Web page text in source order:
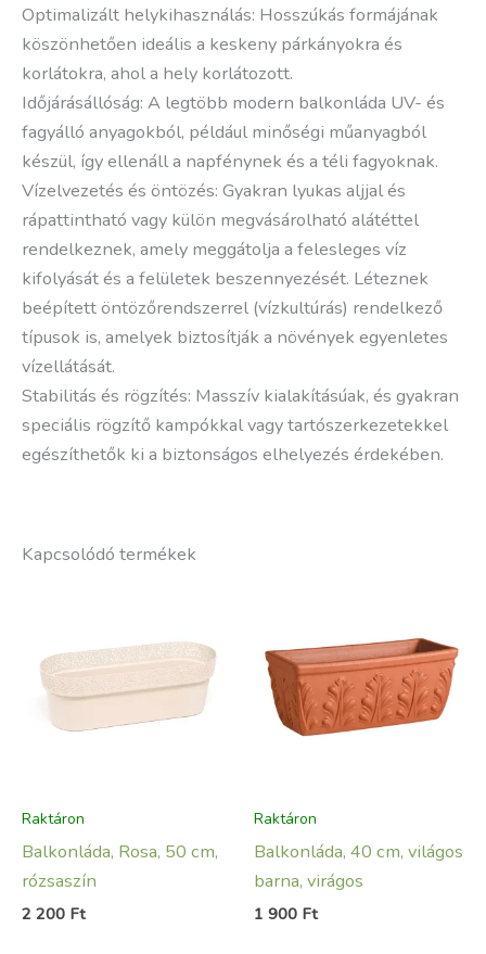
Optimalizált helykihasználás: Hosszúkás formájának
köszönhetően ideális a keskeny párkányokra és
korlátokra, ahol a hely korlátozott.
Időjárásállóság: A legtöbb modern balkonláda UV- és
fagyálló anyagokból, például minőségi műanyagból
készül, így ellenáll a napfénynek és a téli fagyoknak.
Vízelvezetés és öntözés: Gyakran lyukas aljjal és
rápattintható vagy külön megvásárolható alátéttel
rendelkeznek, amely meggátolja a felesleges víz
kifolyását és a felületek beszennyezését. Léteznek
beépített öntözőrendszerrel (vízkultúrás) rendelkező
típusok is, amelyek biztosítják a növények egyenletes
vízellátását.
Stabilitás és rögzítés: Masszív kialakításúak, és gyakran
speciális rögzítő kampókkal vagy tartószerkezetekkel
egészíthetők ki a biztonságos elhelyezés érdekében.
Kapcsolódó termékek
Raktáron
Balkonláda, Rosa, 50 cm,
rózsaszín
2 200 Ft
Raktáron
Balkonláda, 40 cm, világos
barna, virágos
1 900 Ft